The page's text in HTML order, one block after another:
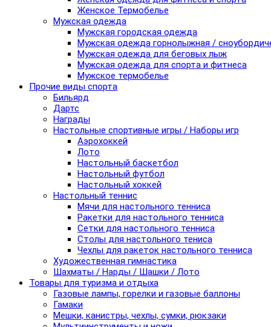
Женское Термобелье
Мужская одежда
Мужская городская одежда
Мужская одежда горнолыжная /
Мужская одежда для беговых лыж
Мужская одежда для спорта и фитнеса
Мужское термобелье
Прочие виды спорта
Бильярд
Дартс
Награды
Настольные спортивные игры / Наборы игр
Аэрохоккей
Лото
Настольный баскетбол
Настольный футбол
Настольный хоккей
Настольный теннис
Мячи для настольного тенниса
Ракетки для настольного тенниса
Сетки для настольного тенниса
Столы для настольного тениса
Чехлы для ракеток настольного тенниса
Художественная гимнастика
Шахматы / Нарды / Шашки / Лото
Товары для туризма и отдыха
Газовые лампы, горелки и газовые баллоны
Гамаки
Мешки, канистры, чехлы, сумки, рюкзаки